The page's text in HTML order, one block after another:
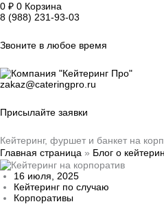
0 ₽ 0 Корзина
8 (988) 231-93-03
Звоните в любое время
zakaz@cateringpro.ru
Присылайте заявки
Кейтеринг, фуршет и банкет на
Главная страница » Блог о
16 июля, 2025
Кейтеринг по случаю
Корпоративы